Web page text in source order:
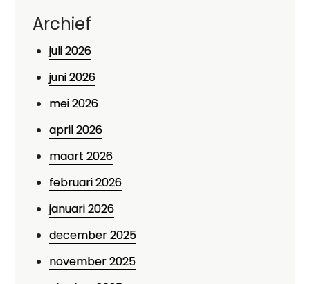
Archief
juli 2026
juni 2026
mei 2026
april 2026
maart 2026
februari 2026
januari 2026
december 2025
november 2025